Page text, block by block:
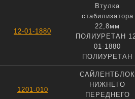
12-01-1880
Втулка
стабилизатора
22,8мм
ПОЛИУРЕТАН
01-1880
ПОЛИУРЕТАН
1201-010
САЙЛЕНТБЛОК
НИЖНЕГО
ПЕРЕДНЕГО